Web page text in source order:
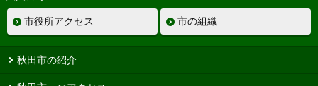
市役所アクセス 市の組織
秋田市の紹介